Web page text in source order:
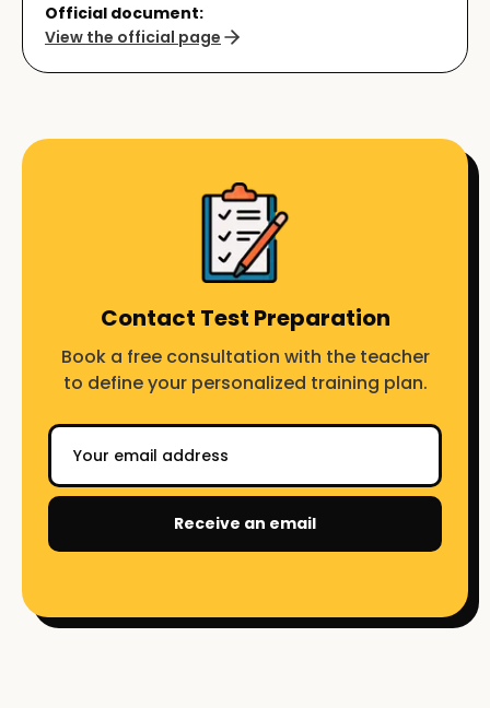
Official document:
View the official page
Contact Test Preparation
Book a free consultation with the teacher
to define your personalized training plan.
Receive an email